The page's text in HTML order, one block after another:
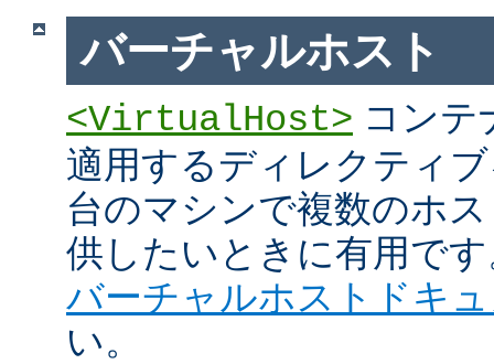
バーチャルホスト
<VirtualHost> コンテ
適用するディレクティ
台のマシンで複数のホ
供したいときに有用で
バーチャルホストドキ
い。